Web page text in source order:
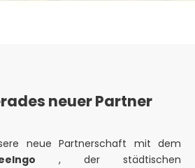
neuer Partner
neue Partnerschaft mit dem
, der städtischen